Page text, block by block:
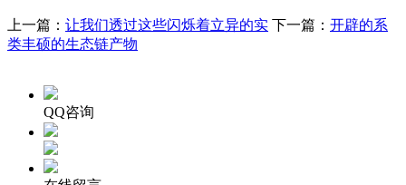
上一篇： 让我们透过这些闪烁着立异的实 下一篇： 开辟的系
类丰硕的生态链产物
QQ咨询